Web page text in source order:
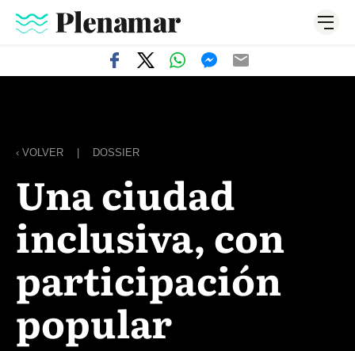
‹ VOLVER DOSSIER
Una ciudad
inclusiva, con
participación
popular